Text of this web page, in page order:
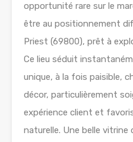
opportunité rare sur le
être au positionnement
Priest (69800), prêt à
Ce lieu séduit
unique, à la fois paisible,
décor, particulièrement
expérience client et
naturelle. Une belle vitrine